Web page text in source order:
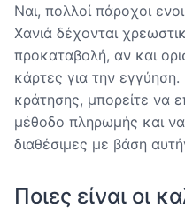
Ναι, πολλοί πάροχοι
Χανιά δέχονται
προκαταβολή, αν και
κάρτες για την εγγύηση.
κράτησης, μπορείτε να
μέθοδο πληρωμής και να
διαθέσιμες με βάση
Ποιες είναι οι